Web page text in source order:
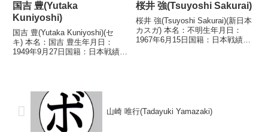
国吉 豊(Yutaka
Kuniyoshi)
国吉 豊(Yutaka Kuniyoshi)(セ
キ) 本名：国吉 豊生年月日：
1949年9月27日国籍：日本戦績：
○4R判定 (採...
桜井 強(Tsuyoshi Sakurai)
桜井 強(Tsuyoshi Sakurai)(新日本
カスガ) 本名：不明生年月日：
1967年6月15日国籍：日本戦績：
山崎 唯行(Tadayuki Yamazaki)